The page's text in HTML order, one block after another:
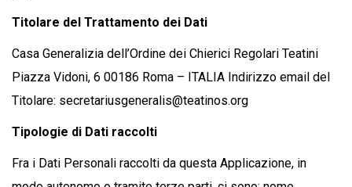
Titolare del Trattamento dei Dati
Casa Generalizia dell’Ordine dei Chierici Regolari Teatini
Piazza Vidoni, 6 00186 Roma – ITALIA Indirizzo email del
Titolare: secretariusgeneralis@teatinos.org
Tipologie di Dati raccolti
Fra i Dati Personali raccolti da questa Applicazione, in